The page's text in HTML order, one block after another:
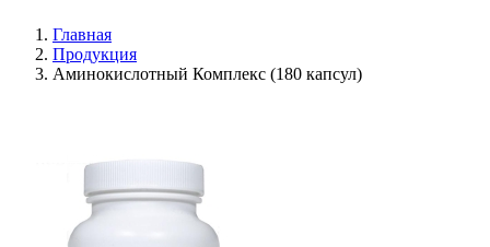
Главная
Продукция
Аминокислотный Комплекс (180 капсул)